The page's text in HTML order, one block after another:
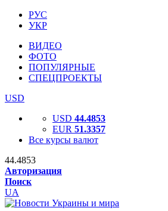
РУС
УКР
ВИДЕО
ФОТО
ПОПУЛЯРНЫЕ
СПЕЦПРОЕКТЫ
USD
USD 44.4853
EUR 51.3357
Все курсы валют
44.4853
Авторизация
Поиск
UA